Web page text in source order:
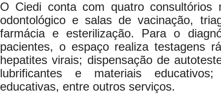
O Ciedi conta com quatro consultórios
odontológico e salas de vacinação,
farmácia e esterilização. Para o
pacientes, o espaço realiza testagens
hepatites virais; dispensação de
lubrificantes e materiais
educativas, entre outros serviços.